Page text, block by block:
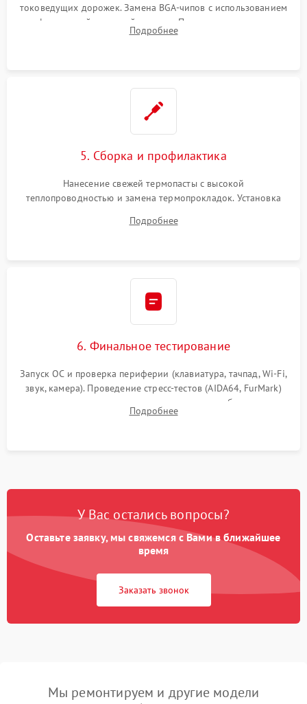
токоведущих дорожек. Замена BGA-чипов с использованием
инфракрасной паяльной станции. Прошивка микросхемы
BIOS или замена поврежденных портов USB
Подробнее
5. Сборка и профилактика
Нанесение свежей термопасты с высокой
теплопроводностью и замена термопрокладок. Установка
шлейфов, модулей памяти и накопителей. Предварительная
Подробнее
6. Финальное тестирование
Запуск ОС и проверка периферии (клавиатура, тачпад, Wi-Fi,
звук, камера). Проведение стресс-тестов (AIDA64, FurMark)
для контроля температурного режима и стабильности
системы под пиковой нагрузкой.
Подробнее
У Вас остались вопросы?
Оставьте заявку, мы свяжемся с Вами в ближайшее
время
Заказать звонок
Мы ремонтируем и другие модели